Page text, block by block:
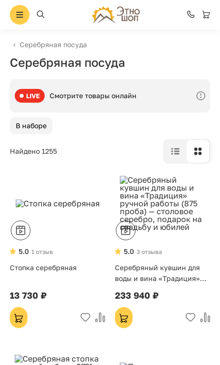
Серебряная посуда
Серебряная посуда
LIVE Смотрите товары онлайн
Найдено 1255
В наборе
1 отзыв
5.0
Стопка серебряная
13 730 ₽
3 отзыва
5.0
Серебряный кувшин для
воды и вина «Традиция»
— столовое серебро,
подарок на свадьбу и
юбилей
233 940 ₽